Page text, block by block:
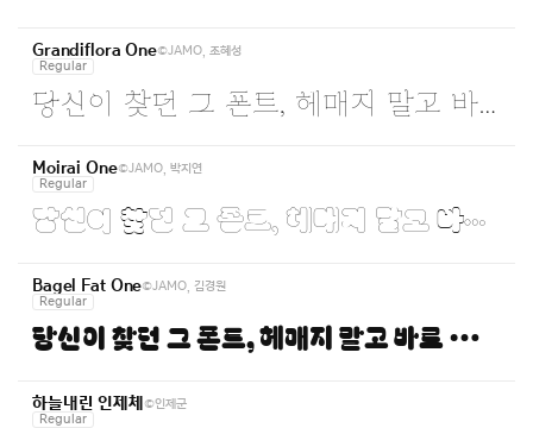
Grandiflora One©JAMO, 조혜성
Regular
Moirai One©JAMO, 박지연
Regular
당신이 찾던 그 폰트, 헤매지 말고 바로 폰코!
Bagel Fat One©JAMO, 김경원
Regular
당신이 찾던 그 폰트, 헤매지 말고 바로 폰코!
하늘내린 인제체 ©인제군
Regular